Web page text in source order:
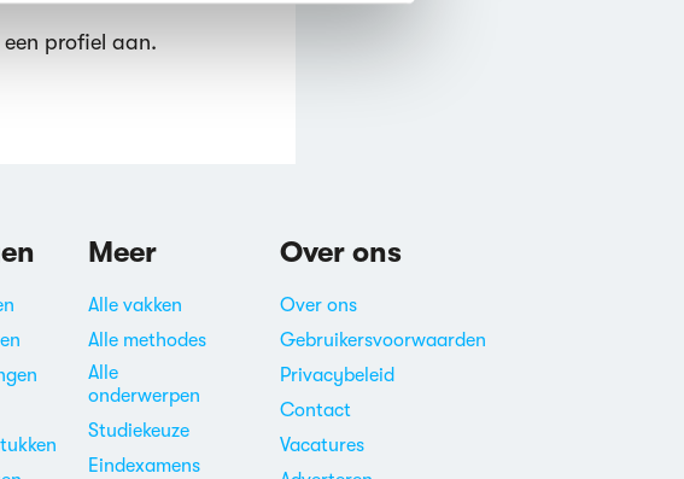
profiel aan.
Meer
Alle vakken
Alle methodes
Alle
onderwerpen
Studiekeuze
Eindexamens
Over ons
Over ons
Gebruikersvoorwaarden
Privacybeleid
Contact
Vacatures